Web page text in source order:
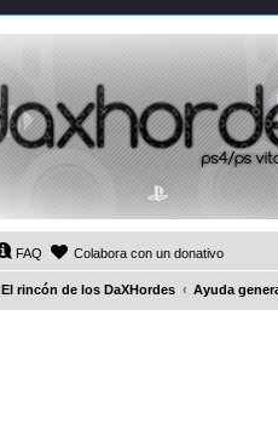
FAQ Colabora con un donativo
El rincón de los DaXHordes Ayuda